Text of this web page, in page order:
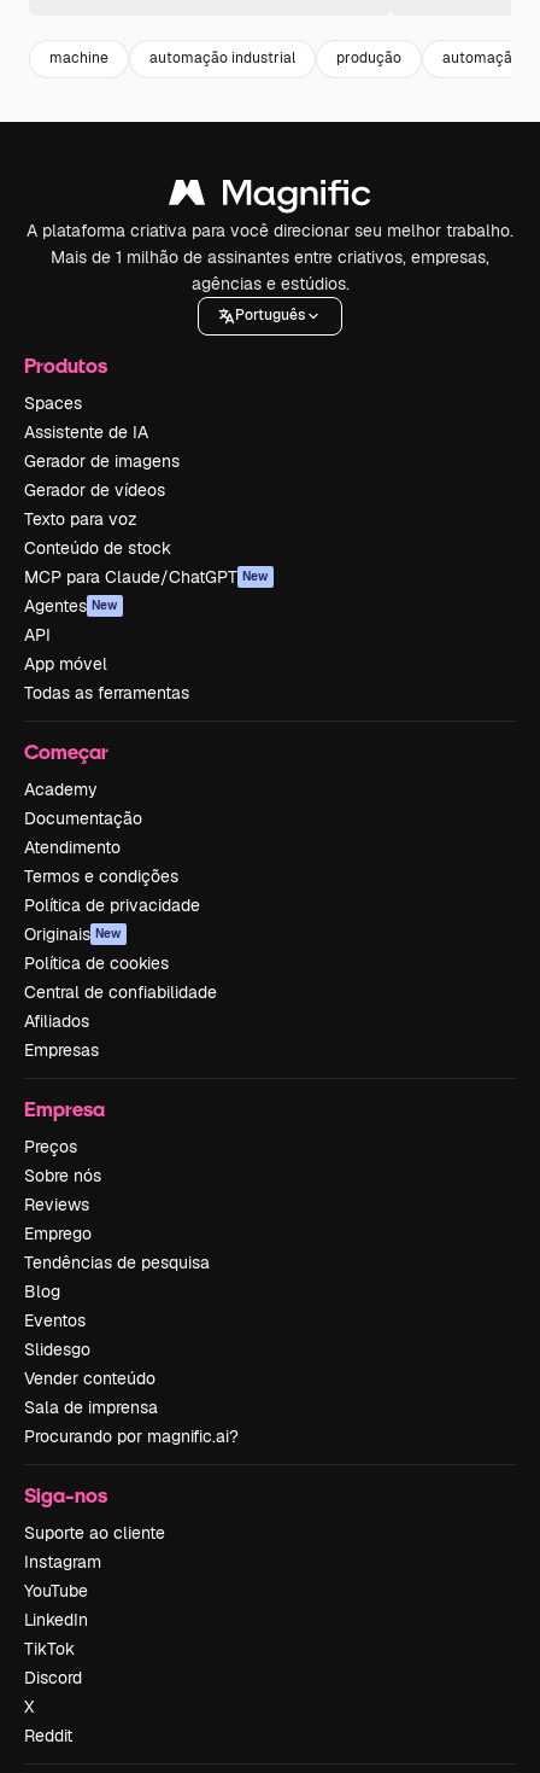
machine automação industrial produção automação
A plataforma criativa para você direcionar seu melhor trabalho.
Mais de 1 milhão de assinantes entre criativos, empresas,
agências e estúdios.
Português
Produtos
Spaces
Assistente de IA
Gerador de imagens
Gerador de vídeos
Texto para voz
Conteúdo de stock
MCP para Claude/ChatGPT New
Agentes New
API
App móvel
Todas as ferramentas
Começar
Academy
Documentação
Atendimento
Termos e condições
Política de privacidade
Originais New
Política de cookies
Central de confiabilidade
Afiliados
Empresas
Empresa
Preços
Sobre nós
Reviews
Emprego
Tendências de pesquisa
Blog
Eventos
Slidesgo
Vender conteúdo
Sala de imprensa
Procurando por magnific.ai?
Siga-nos
Suporte ao cliente
Instagram
YouTube
LinkedIn
TikTok
Discord
X
Reddit